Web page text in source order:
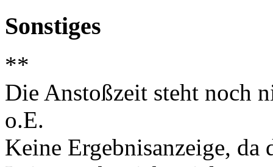
Sonstiges
**
Die Anstoßzeit steht noch
o.E.
Keine Ergebnisanzeige,